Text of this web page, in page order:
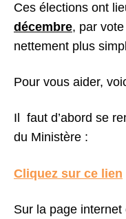
Ces élections ont
décembre, par
nettement plus
Pour vous aider,
Il faut d’abord se
du Ministère :
Cliquez sur ce lien
Sur la page